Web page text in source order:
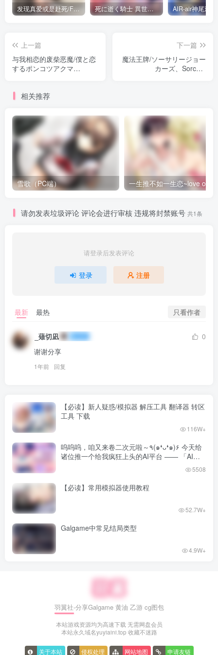
简介：
曾经养尊处优的男主[鏑木亮]。
在名为“凯内斯堡（カイネスブルク）共和国”的西欧小国中
发现真爱或是赴死/Find Love or Die Trying（PC端） 死に逝く騎士 異世界に響く断末魔 /死馆2（安卓直装＋KRKR＋PC端）
上一篇
与我相恋的废柴恶魔/僕と恋
するポンコツアクマ
下一篇
魔法王牌/ソーサリージョー
カーズ、Sorcery
相关推荐
雪歌（PC端）
请勿发表垃圾评论 评论会进行审核 违规将封禁账号 共1条
请登录后发表评论
登录 注册
最新 最热 只看作者
_薙切凪
0
谢谢分享
1年前 回复
【必读】新人疑惑/模拟器 解压工具 翻译器 转区
工具 下载
116W+
呜呜呜，咱又来卷二次元啦～٩(๑❛ᴗ❛๑)۶ 今天给
诸位推一个给我疯狂上头的AI平台 —— 「AI风
5508
【必读】常用模拟器使用教程
52.7W+
Galgame中常见结局类型
4.9W+
羽翼社-分享Galgame 黄油 乙游 cg图包
本站游戏资源均为高速下载 无需网盘会员
本站永久域名yuyiaini.top 收藏不迷路
关于本站 侵权处理 网站地图 申请友链